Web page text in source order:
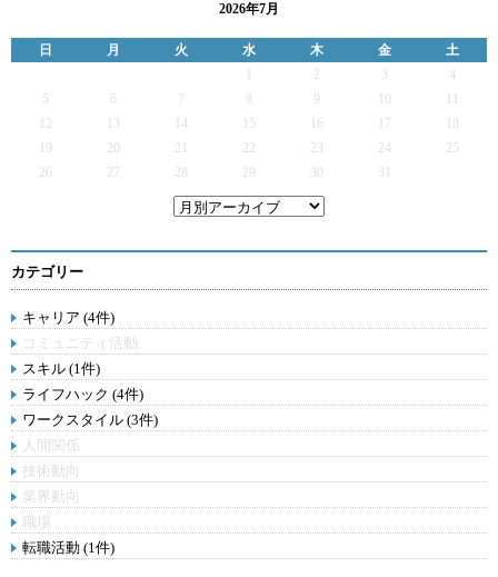
2026年7月
日 月 火 水 木 金
土
2 3
4
5
6 7 9
12
13 14 15 16 17
19
20 21 22 23 24
25
26
27 28 29 30 31
カテゴリー
キャリア (4件)
コミュニティ活動
スキル (1件)
ライフハック (4件)
ワークスタイル (3件)
人間関係
技術動向
業界動向
職場
転職活動 (1件)